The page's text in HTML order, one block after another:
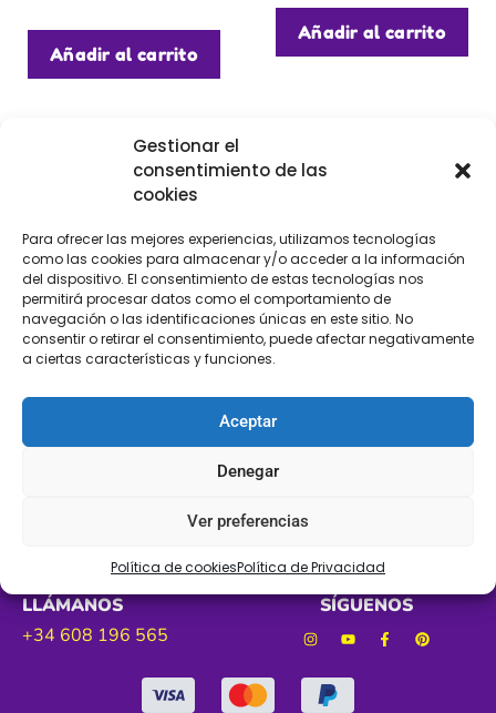
Gestionar el
consentimiento de las
cookies
Para ofrecer las mejores experiencias, utilizamos tecnologías
como las cookies para almacenar y/o acceder a la información
del dispositivo. El consentimiento de estas tecnologías nos
permitirá procesar datos como el comportamiento de
navegación o las identificaciones únicas en este sitio. No
consentir o retirar el consentimiento, puede afectar negativamente
a ciertas características y funciones.
Aceptar
Denegar
Ver preferencias
Política de cookiesPolítica de Privacidad
Añadir al carrito
Añadir al carrito
LLÁMANOS
+34 608 196 565
SÍGUENOS